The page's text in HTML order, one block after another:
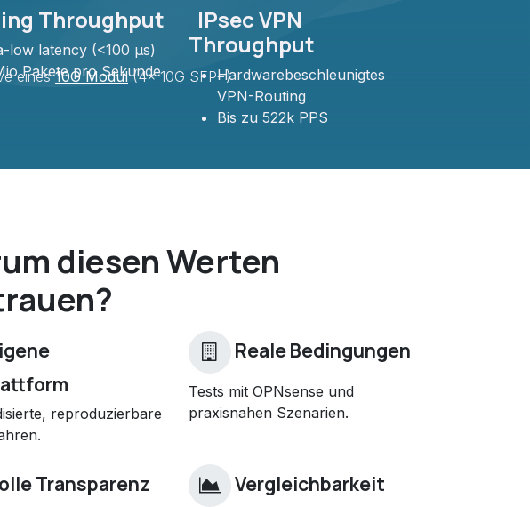
Throughput
low latency (<100 µs)
Pakete pro Sekunde
IPsec VPN
Throughput
Hardwarebeschleunigtes
VPN-Routing
Bis zu 522k PPS
eines10G M​odul(4x 10G SFP+)
diesen Werten
reproduzierbare
Reale Bedingungen
Tests mit OPNsense und
praxisnahen Szenarien.
Transparenz Vergleichbarkeit